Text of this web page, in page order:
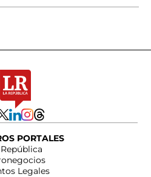
PORTALES
Legales